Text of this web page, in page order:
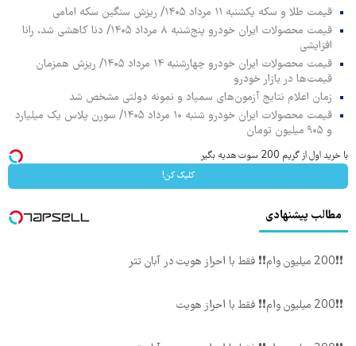
قیمت طلا و سکه یکشنبه ۱۱ مرداد ۱۴۰۵/ ریزش سنگین سکه امامی
قیمت محصولات ایران خودرو پنج‌شنبه ۸ مرداد ۱۴۰۵/ دنا کاهشی شد، رانا
افزایشی
قیمت محصولات ایران خودرو چهارشنبه ۱۴ مرداد ۱۴۰۵/ ریزش همزمان
قیمت‌ها در بازار خودرو
زمان اعلام نتایج آزمون‌های سمپاد و نمونه دولتی مشخص شد
قیمت محصولات ایران خودرو شنبه ۱۰ مرداد ۱۴۰۵/ سورن پلاس یک میلیارد
و ۹۰۵ میلیون تومان
با خرید اول از گریم 200 سوت هدیه بگیر
کلیک کن!
مطالب پیشنهادی
❗❗200 میلیون وام❗❗ فقط با احراز هویت در آبان تتر
❗❗200 میلیون وام❗❗ فقط با احراز هویت